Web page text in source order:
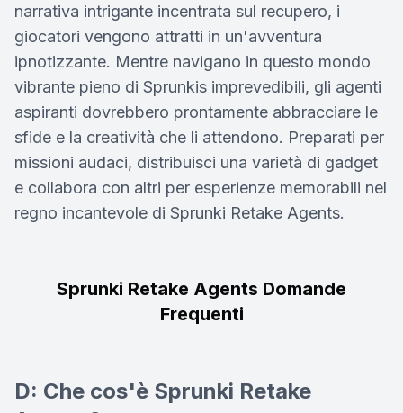
narrativa intrigante incentrata sul recupero, i
giocatori vengono attratti in un'avventura
ipnotizzante. Mentre navigano in questo mondo
vibrante pieno di Sprunkis imprevedibili, gli agenti
aspiranti dovrebbero prontamente abbracciare le
sfide e la creatività che li attendono. Preparati per
missioni audaci, distribuisci una varietà di gadget
e collabora con altri per esperienze memorabili nel
regno incantevole di Sprunki Retake Agents.
Sprunki Retake Agents Domande
Frequenti
D: Che cos'è Sprunki Retake